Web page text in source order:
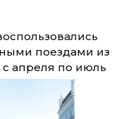
поездами из
апреля по июль